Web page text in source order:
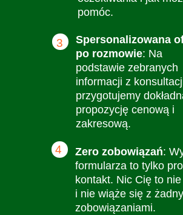
pomóc.
Spersonalizowana
po rozmowie: Na
podstawie zebranych
informacji z
przygotujemy
propozycję cenową i
zakresową.
3
Zero zobowiązań:
formularza to tylko
kontakt. Nic Cię to
i nie wiąże się z
zobowiązaniami.
4